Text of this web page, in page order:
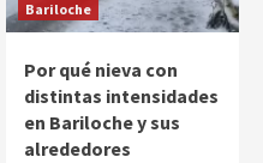
Bariloche
Por qué nieva con
distintas intensidades
en Bariloche y sus
alrededores